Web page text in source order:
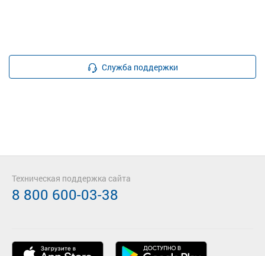
Служба поддержки
Техническая поддержка сайта
8 800 600-03-38